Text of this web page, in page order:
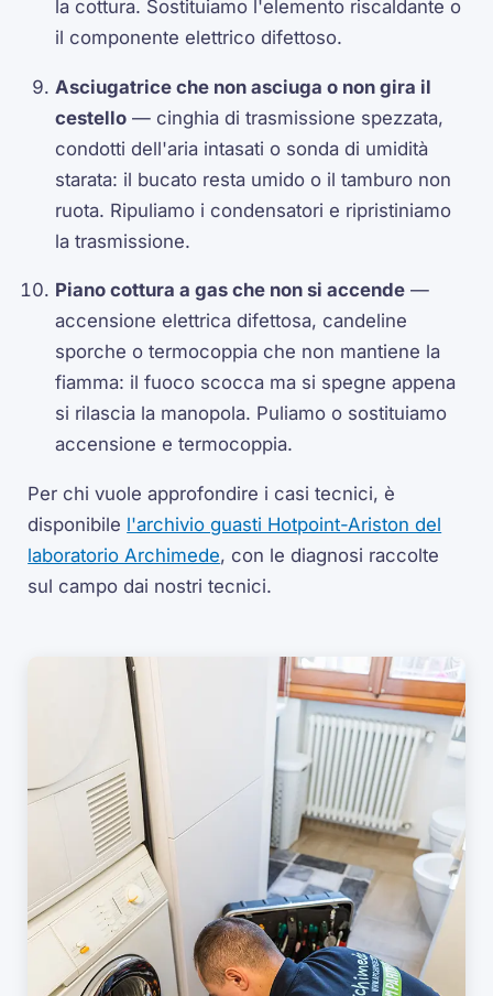
la cottura. Sostituiamo l'elemento riscaldante o
il componente elettrico difettoso.
Asciugatrice che non asciuga o non gira il
cestello — cinghia di trasmissione spezzata,
condotti dell'aria intasati o sonda di umidità
starata: il bucato resta umido o il tamburo non
ruota. Ripuliamo i condensatori e ripristiniamo
la trasmissione.
Piano cottura a gas che non si accende —
accensione elettrica difettosa, candeline
sporche o termocoppia che non mantiene la
fiamma: il fuoco scocca ma si spegne appena
si rilascia la manopola. Puliamo o sostituiamo
accensione e termocoppia.
Per chi vuole approfondire i casi tecnici, è
disponibile l'archivio guasti Hotpoint-Ariston del
laboratorio Archimede, con le diagnosi raccolte
sul campo dai nostri tecnici.